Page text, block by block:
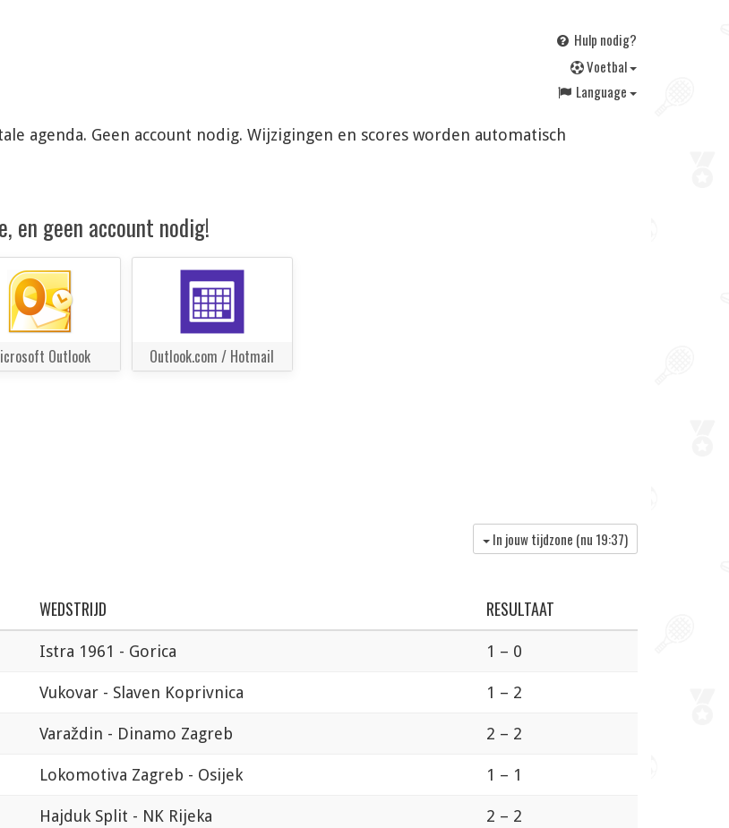
Hulp nodig?
Voetbal
Language
agenda. Geen account nodig. Wijzigingen en scores worden automatisch
en geen account nodig!
Outlook Outlook.com / Hotmail
In jouw tijdzone (nu 19:37)
WEDSTRIJD RESULTAAT
Istra 1961 - Gorica 1 – 0
Vukovar - Slaven Koprivnica 1 – 2
Varaždin - Dinamo Zagreb 2 – 2
Lokomotiva Zagreb - Osijek 1 – 1
Hajduk Split - NK Rijeka 2 – 2